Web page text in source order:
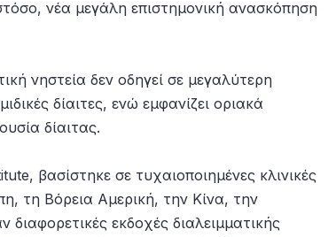
νέα μεγάλη επιστημονική ανασκόπηση
νηστεία δεν οδηγεί σε μεγαλύτερη
δίαιτες, ενώ εμφανίζει οριακά
δίαιτας.
βασίστηκε σε τυχαιοποιημένες κλινικές
τη Βόρεια Αμερική, την Κίνα, την
εκδοχές διαλειμματικής